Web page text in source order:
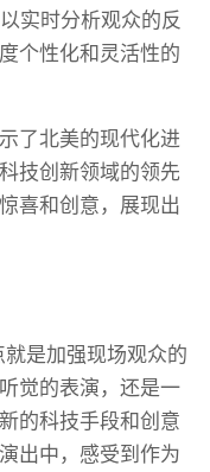
实时分析观众的反
个性化和灵活性的
了北美的现代化进
技创新领域的领先
喜和创意，展现出
是加强现场观众的
觉的表演，还是一
的科技手段和创意
出中，感受到作为